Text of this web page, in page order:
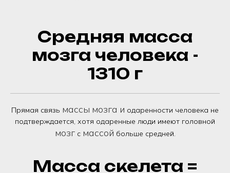
Средняя масса
мозга человека -
1310 г
Прямая связь массы мозга и одаренности человека не
подтверждается, хотя одаренные люди имеют головной
мозгс массой больше средней.
Масса скелета =